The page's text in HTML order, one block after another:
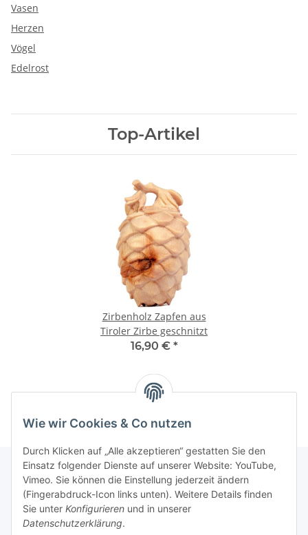
Wie wir Cookies & Co nutzen
Durch Klicken auf „Alle akzeptieren“ gestatten Sie den
Einsatz folgender Dienste auf unserer Website: YouTube,
Vimeo. Sie können die Einstellung jederzeit ändern
(Fingerabdruck-Icon links unten). Weitere Details finden
Sie unter Konfigurieren und in unserer
Datenschutzerklärung.
Vasen
Herzen
Vögel
Edelrost
Top-Artikel
Zirbenholz Zapfen aus
Tiroler Zirbe geschnitzt
16,90 € *
Kategorien
Informationen